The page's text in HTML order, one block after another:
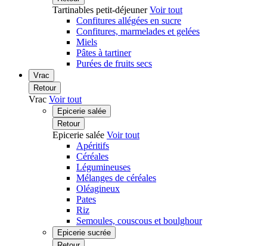
Tartinables petit-déjeunerVoir tout
Confitures allégées en sucre
Confitures, marmelades et gelées
Miels
Pâtes à tartiner
Purées de fruits secs
Vrac
Retour
Vrac Voir tout
Epicerie salée
Retour
Epicerie salée Voir tout
Apéritifs
Céréales
Légumineuses
Mélanges de céréales
Oléagineux
Pates
Riz
Semoules, couscous et boulghour
Epicerie sucrée